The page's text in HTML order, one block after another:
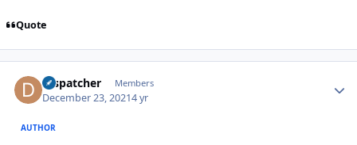
Quote
Dispatcher Members
December 23, 20214 yr
AUTHOR